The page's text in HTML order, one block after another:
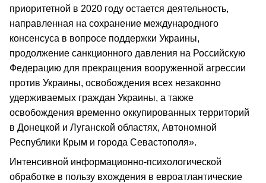
приоритетной в 2020 году остается деятельность,
направленная на сохранение международного
консенсуса в вопросе поддержки Украины,
продолжение санкционного давления на Российскую
Федерацию для прекращения вооруженной агрессии
против Украины, освобождения всех незаконно
удерживаемых граждан Украины, а также
освобождения временно оккупированных территорий
в Донецкой и Луганской областях, Автономной
Республики Крым и города Севастополя».
Интенсивной информационно-психологической
обработке в пользу вхождения в евроатлантические